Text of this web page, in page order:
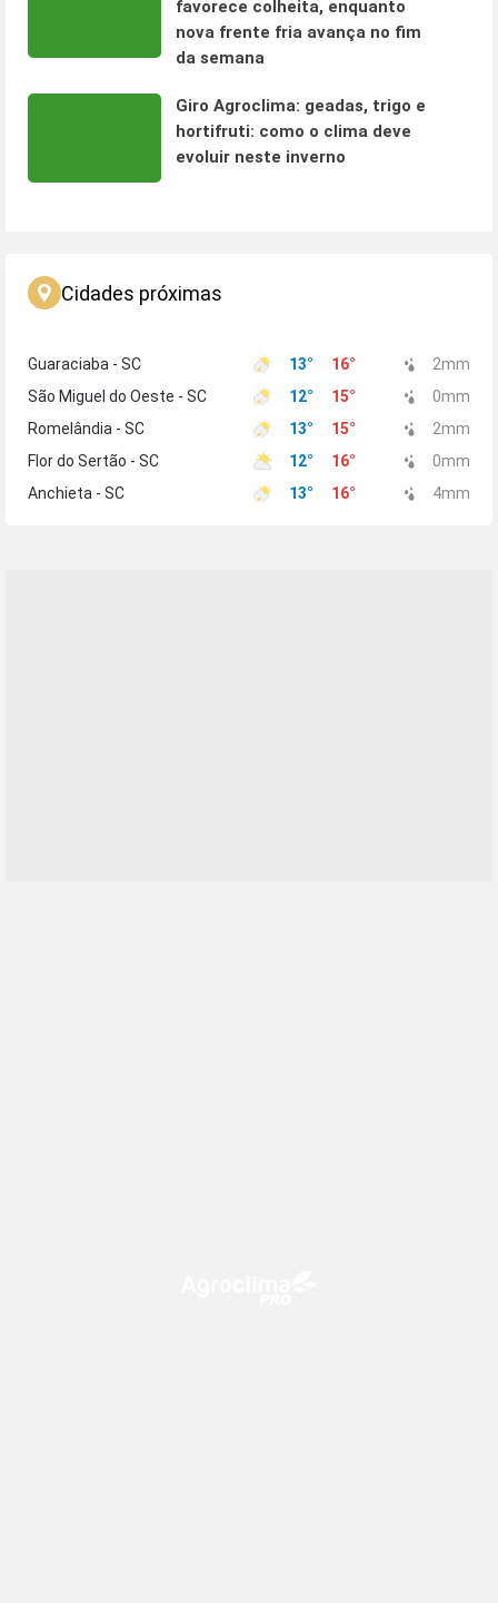
favorece colheita, enquanto
nova frente fria avança no fim
da semana
Giro Agroclima: geadas, trigo e
hortifruti: como o clima deve
evoluir neste inverno
Cidades próximas
Guaraciaba - SC 13° 16° 2mm
São Miguel do Oeste - SC
12° 15° 0mm
Romelândia - SC
13° 15° 2mm
Flor do Sertão - SC
12° 16° 0mm
Anchieta - SC
13° 16° 4mm